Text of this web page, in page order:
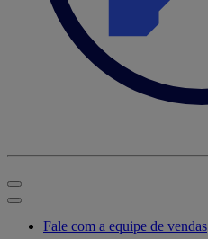
Fale com a equipe de vendas